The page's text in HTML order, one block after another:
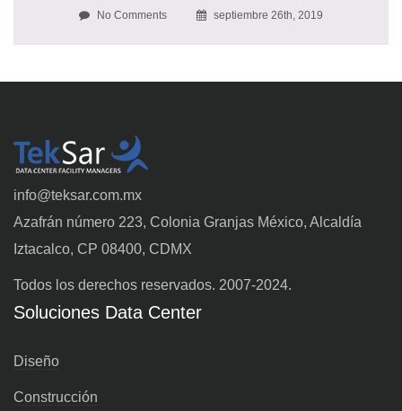
No Comments septiembre 26th, 2019
info@teksar.com.mx
Azafrán número 223, Colonia Granjas México, Alcaldía
Iztacalco, CP 08400, CDMX
Todos los derechos reservados. 2007-2024.
Soluciones Data Center
Diseño
Construcción